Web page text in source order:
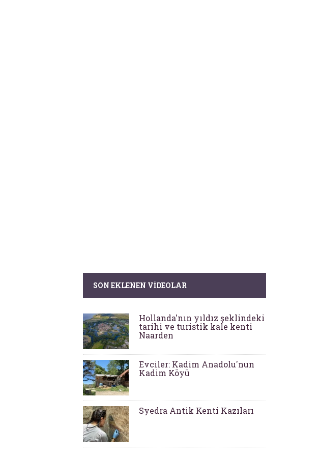
SON EKLENEN VIDEOLAR
Hollanda'nın yıldız şeklindeki
tarihi ve turistik kale kenti
Naarden
Evciler: Kadim Anadolu'nun
Kadim Köyü
Syedra Antik Kenti Kazıları